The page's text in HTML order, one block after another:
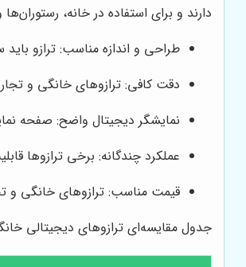
دارند و برای استفاده در خانه،
طراحی و اندازه مناسب: ترازو
دقت کافی: ترازوهای خانگی و
نمایشگر دیجیتال واضح: صفحه
عملکرد چندگانه: برخی ترازوها
قیمت مناسب: ترازوهای خانگی و
جدول مقایسه‌ای ترازوهای دیجیتالی